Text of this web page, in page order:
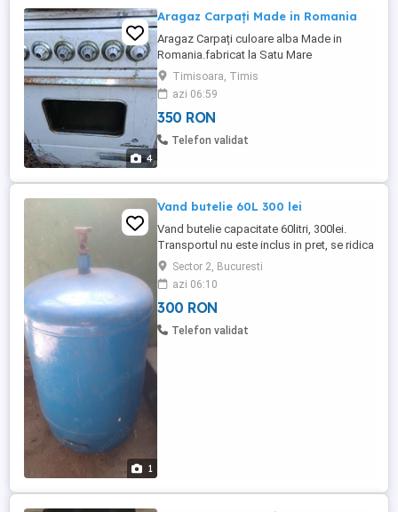
4
Aragaz Carpați Made in Romania
Aragaz Carpați culoare alba Made in
Romania.fabricat la Satu Mare
Timisoara, Timis
azi 06:59
350 RON
Telefon validat
1
Vand butelie 60L 300 lei
Vand butelie capacitate 60litri, 300lei.
Transportul nu este inclus in pret, se ridica
personal din zona Obor Bucuresti.
Sector 2, Bucuresti
azi 06:10
300 RON
Telefon validat